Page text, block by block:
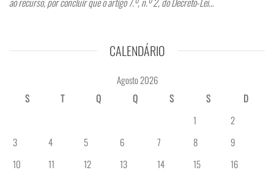
CALENDÁRIO
Agosto 2026
S
T Q Q S S
D
1
2
3
4 5 6 7 8
9
10
11 12 13 14 15
16